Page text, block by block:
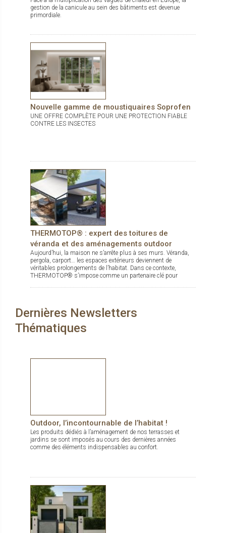
gestion de la canicule au sein des bâtiments est devenue
primordiale.
Nouvelle gamme de moustiquaires Soprofen
UNE OFFRE COMPLÈTE POUR UNE PROTECTION FIABLE
CONTRE LES INSECTES
THERMOTOP® : expert des toitures de
véranda et des aménagements outdoor
Aujourd’hui, la maison ne s’arrête plus à ses murs. Véranda,
pergola, carport… les espaces extérieurs deviennent de
véritables prolongements de l’habitat. Dans ce contexte,
THERMOTOP® s’impose comme un partenaire clé pour
Dernières Newsletters
Thématiques
Outdoor, l’incontournable de l’habitat !
Les produits dédiés à l’aménagement de nos terrasses et
jardins se sont imposés au cours des dernières années
comme des éléments indispensables au confort.